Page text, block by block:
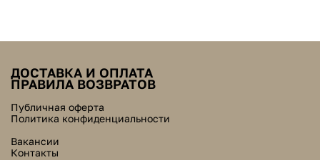
ДОСТАВКА И ОПЛАТА
ПРАВИЛА ВОЗВРАТОВ
Публичная оферта
Политика конфиденциальности
Вакансии
Контакты